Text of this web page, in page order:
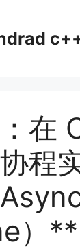
在
程
）**